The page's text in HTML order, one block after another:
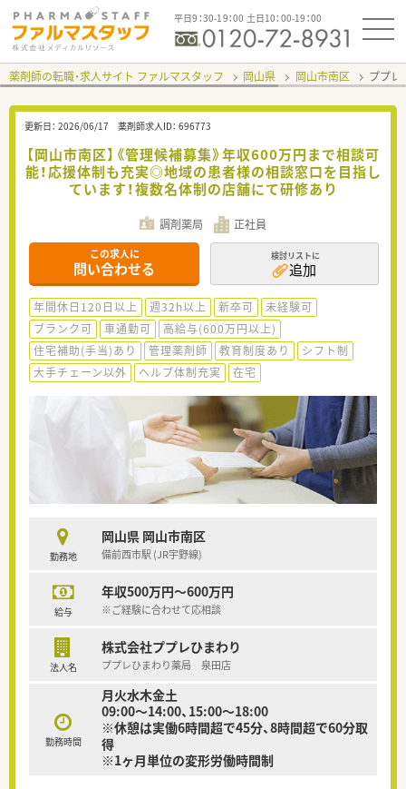
平日9：30-19：00 土日10：00-19：00
薬剤師の転職・求人サイト ファルマスタッフ 岡山県 岡山市南区 ププ
更新日： 2026/06/17 薬剤師求人ID： 696773
【岡山市南区】《管理候補募集》年収600万円まで相談可
能！応援体制も充実◎地域の患者様の相談窓口を目指し
ています！複数名体制の店舗にて研修あり
調剤薬局 正社員
この求人に
問い合わせる
検討リストに
追加
年間休日120日以上 週32h以上 新卒可
未経験可
ブランク可
車通勤可
高給与(600万円以上)
住宅補助(手当)あり
管理薬剤師 教育制度あり
シフト制
大手チェーン以外
ヘルプ体制充実 在宅
勤務地
岡山県 岡山市南区
備前西市駅 (JR宇野線)
給与
年収500万円～600万円
※ご経験に合わせて応相談
法人名
株式会社ププレひまわり
ププレひまわり薬局 泉田店
勤務時間
月火水木金土
09:00～14:00、15:00～18:00
※休憩は実働6時間超で45分、8時間超で60分取
得
※1ヶ月単位の変形労働時間制